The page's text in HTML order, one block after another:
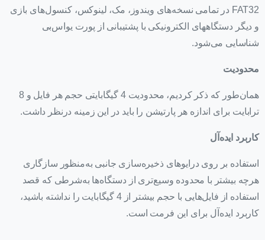
FAT32 در تمامی نسخه‌های ویندوز، مک، لینوکس، کنسول‌های بازی
و دیگر دستگاههای الکترونیکی با پشتیبانی از پورت یو‌اس‌بی
شناسایی می‌شود.
محدودیت
همان‌طور که ذکر کردیم، محدودیت 4 گیگابایتی حجم هر فایل و 8
ترابایت برای اندازه هر پارتیشن را باید در این زمینه درنظر داشت.
کاربرد ایده‌آل
استفاده بر روی درایوهای ذخیره‌سازی جانبی به‌منظور سازگاری
هرچه بیشتر با محدوده وسیع‌تری از دستگاه‌ها به‌شرطی که قصد
استفاده از فایل‌هایی با حجم بیشتر از 4 گیگابایت را نداشته باشید،
کاربرد ایده‌آل برای این فرمت است.